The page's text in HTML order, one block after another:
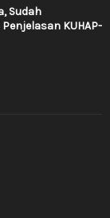
Sudah
KUHAP-